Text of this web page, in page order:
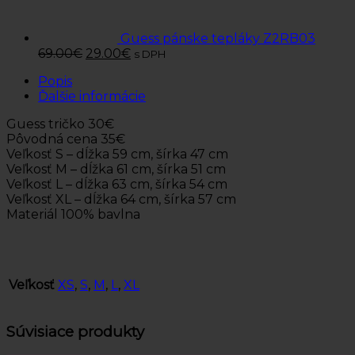
Guess pánske tepláky Z2RB03
69.00€ 29.00€ s DPH
Popis
Ďalšie informácie
Guess tričko 30€
Pôvodná cena 35€
Veľkosť S – dĺžka 59 cm, šírka 47 cm
Veľkosť M – dĺžka 61 cm, šírka 51 cm
Veľkosť L – dĺžka 63 cm, šírka 54 cm
Veľkosť XL – dĺžka 64 cm, šírka 57 cm
Materiál 100% bavlna
Veľkosť XS, S, M, L, XL
Súvisiace produkty